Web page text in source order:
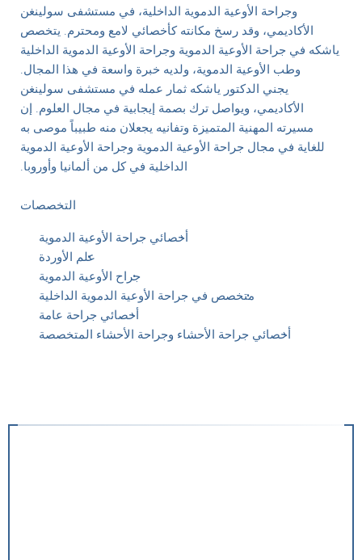
وجراحة الأوعية الدموية الداخلية، في مستشفى سولينغن
الأكاديمي، وقد رسخ مكانته كأخصائي لامع ومحترم. يتخصص
ياشكه في جراحة الأوعية الدموية وجراحة الأوعية الدموية الداخلية
وطب الأوعية الدموية، ولديه خبرة واسعة في هذا المجال.
يجني الدكتور ياشكه ثمار عمله في مستشفى سولينغن
الأكاديمي، ويواصل ترك بصمة إيجابية في مجال العلوم. إن
مسيرته المهنية المتميزة وتفانيه يجعلان منه طبيباً موصى به
للغاية في مجال جراحة الأوعية الدموية وجراحة الأوعية الدموية
الداخلية في كل من ألمانيا وأوروبا.
التخصصات
أخصائي جراحة الأوعية الدموية
علم الأوردة
جراح الأوعية الدموية
متخصص في جراحة الأوعية الدموية الداخلية
أخصائي جراحة عامة
أخصائي جراحة الأحشاء وجراحة الأحشاء المتخصصة